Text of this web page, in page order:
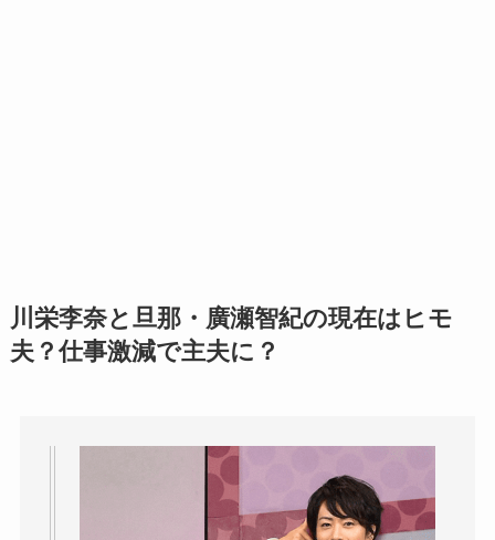
川栄李奈と旦那・廣瀬智紀の現在はヒモ
夫？仕事激減で主夫に？